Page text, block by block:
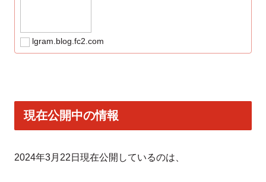
lgram.blog.fc2.com
現在公開中の情報
2024年3月22日現在公開しているのは、